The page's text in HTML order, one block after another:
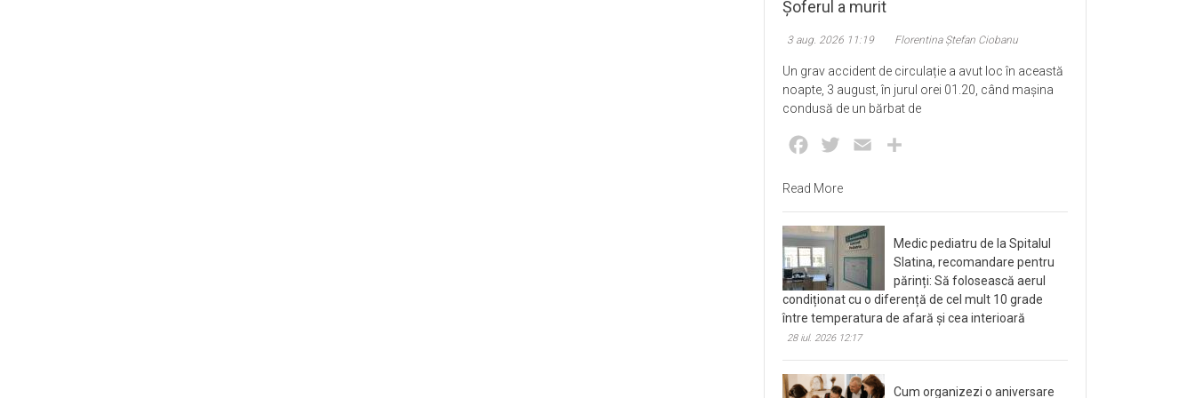
Șoferul a murit
3 aug. 2026 11:19 Florentina Ștefan Ciobanu
Un grav accident de circulație a avut loc în această
noapte, 3 august, în jurul orei 01.20, când mașina
condusă de un bărbat de
Facebook
Twitter Email
Read More
Medic pediatru de la Spitalul
Slatina, recomandare pentru
părinți: Să folosească aerul
condiționat cu o diferență de cel mult 10 grade
între temperatura de afară și cea interioară
28 iul. 2026 12:17
Cum organizezi o aniversare